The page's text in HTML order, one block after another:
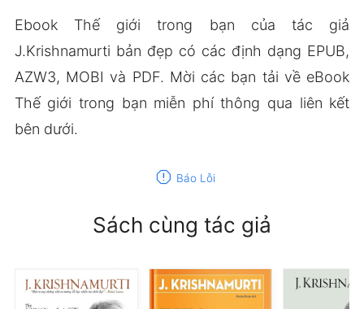
Ebook Thế giới trong bạn của tác giả
J.Krishnamurti bản đẹp có các định dạng EPUB,
AZW3, MOBI và PDF. Mời các bạn tải về eBook
Thế giới trong bạn miễn phí thông qua liên kết
bên dưới.
report Báo Lỗi
Sách cùng tác giả